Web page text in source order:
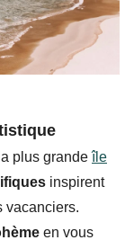
plus grandeîle
inspirent
vacanciers.
en vous